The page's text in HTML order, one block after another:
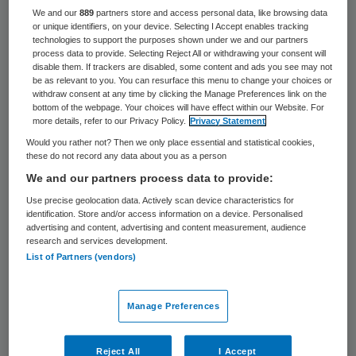
Martijn Wiesenekker, CFO en lid van de raad
van bestuur, vertrekt eind dit jaar bij
ziekenhuis HMC (Haaglanden Medisch
Centrum) in Den Haag.
is ruim vier jaar verbonden
geweest aan HMC. Hij zegt zelf dat hij zijn
loopbaan vanaf volgend jaar anders wil
vorm geven. “Het is een persoonlijke keuze,
vanuit de wens om mijn ervaring breder in
te zetten. Ik ga mij vooral richten op
interim-opdrachten als bestuurder en op
toezichthoudende functies.”
We and our889 partners store and access personal data, like browsing data
or unique identifiers, on your device. Selecting I Accept enables tracking
technologies to support the purposes shown under we and our partners
process data to provide. Selecting Reject All or withdrawing your consent will
disable them. If trackers are disabled, some content and ads you see may not
be as relevant to you. You can resurface this menu to change your choices or
withdraw consent at any time by clicking the Manage Preferences link on the
bottom of the webpage. Your choices will have effect within our Website. For
more details, refer to our Privacy Policy.
Privacy Statement
Would you rather not? Then we only place essential and statistical cookies,
these do not record any data about you as a person
We and our partners process data to provide:
Use precise geolocation data. Actively scan device characteristics for
identification. Store and/or access information on a device. Personalised
advertising and content, advertising and content measurement, audience
research and services development.
List of Partners (vendors)
Manage Preferences
Reject All I Accept